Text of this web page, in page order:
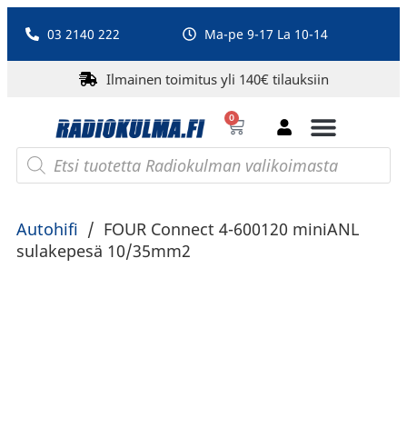
03 2140 222 Ma-pe 9-17 La 10-14
Ilmainen toimitus yli 140€ tilauksiin
0
Autohifi / FOUR Connect 4-600120 miniANL
sulakepesä 10/35mm2